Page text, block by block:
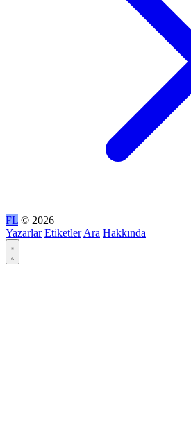
FL © 2026
Yazarlar Etiketler Ara Hakkında